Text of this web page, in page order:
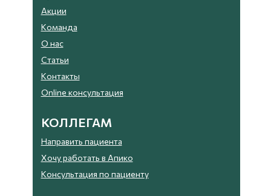
Акции
Консультация по пациенту
Хочу работать в Апико
Направить пациента
КОЛЛЕГАМ
Команда
О нас
Статьи
Контакты
Online консультация